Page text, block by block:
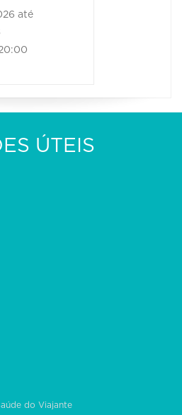
até
ÚTEIS
do Viajante